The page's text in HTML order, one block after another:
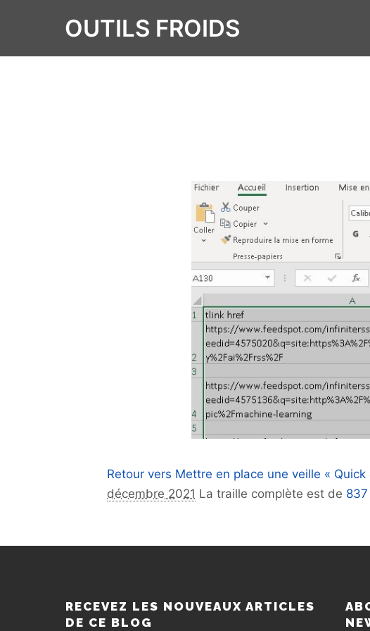
OUTILS FROIDS
Retour vers Mettre en place une veille «
décembre 2021 La traille complète est de
RECEVEZ LES NOUVEAUX ARTICLES
DE CE BLOG